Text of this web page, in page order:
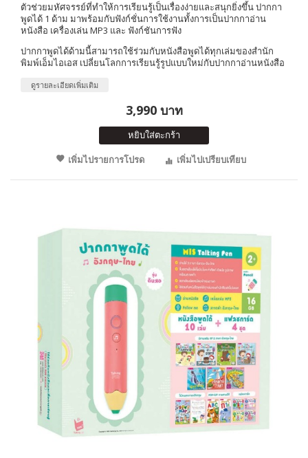
ตัวช่วยมหัศจรรย์ที่ทำให้การเรียนรู้เป็นเรื่องง่ายและสนุกยิ่งขึ้น ปากกา
พูดได้ 1 ด้าม มาพร้อมกับฟังก์ชั่นการใช้งานทั้งการเป็นปากกาอ่าน
หนังสือ เครื่องเล่น MP3 และ ฟังก์ชันการฟัง
ปากกาพูดได้ด้ามนี้สามารถใช้ร่วมกับหนังสือพูดได้ทุกเล่มของสำนัก
พิมพ์เอ็มไอเอส เปลี่ยนโลกการเรียนรู้รูปแบบใหม่กับปากกาอ่านหนังสือ
ดูรายละเอียดเพิ่มเติม
3,990 บาท
หยิบใส่ตะกร้า
เพิ่มไปรายการโปรด
เพิ่มไปเปรียบเทียบ